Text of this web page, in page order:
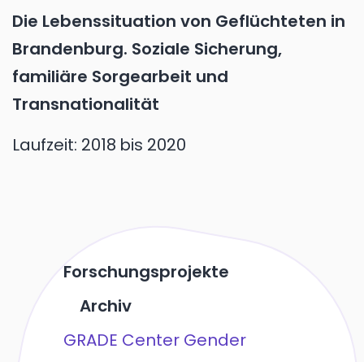
Die Lebenssituation von Geflüchteten in
Brandenburg. Soziale Sicherung,
familiäre Sorgearbeit und
Transnationalität
Laufzeit: 2018 bis 2020
Forschungsprojekte
Archiv
GRADE Center Gender